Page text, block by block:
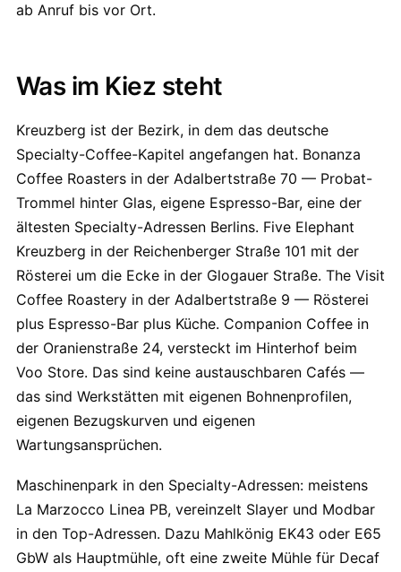
ab Anruf bis vor Ort.
Was im Kiez steht
Kreuzberg ist der Bezirk, in dem das deutsche
Specialty-Coffee-Kapitel angefangen hat. Bonanza
Coffee Roasters in der Adalbertstraße 70 — Probat-
Trommel hinter Glas, eigene Espresso-Bar, eine der
ältesten Specialty-Adressen Berlins. Five Elephant
Kreuzberg in der Reichenberger Straße 101 mit der
Rösterei um die Ecke in der Glogauer Straße. The Visit
Coffee Roastery in der Adalbertstraße 9 — Rösterei
plus Espresso-Bar plus Küche. Companion Coffee in
der Oranienstraße 24, versteckt im Hinterhof beim
Voo Store. Das sind keine austauschbaren Cafés —
das sind Werkstätten mit eigenen Bohnenprofilen,
eigenen Bezugskurven und eigenen
Wartungsansprüchen.
Maschinenpark in den Specialty-Adressen: meistens
La Marzocco Linea PB, vereinzelt Slayer und Modbar
in den Top-Adressen. Dazu Mahlkönig EK43 oder E65
GbW als Hauptmühle, oft eine zweite Mühle für Decaf